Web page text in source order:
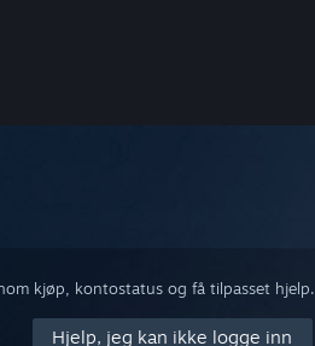
kjøp, kontostatus og få tilpasset hjelp.
Hjelp, jeg kan ikke logge inn